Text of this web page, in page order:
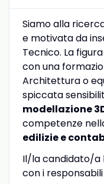
Siamo alla
e motivata da
Tecnico. La
con una
Architettura o
spiccata
modellazione
competenze
edilizie e
Il/la candidato/
con i